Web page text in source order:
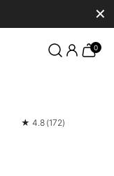
✕
0
★ 4.8 (172)